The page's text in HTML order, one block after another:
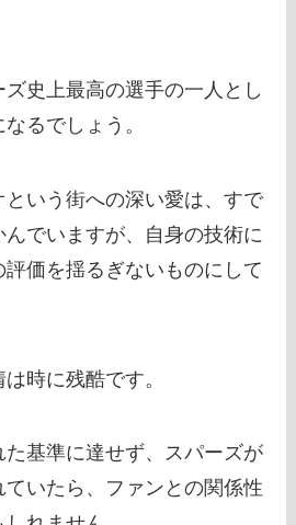
史上最高の選手の一人とし
るでしょう。
いう街への深い愛は、すで
でいますが、自身の技術に
価を揺るぎないものにして
時に残酷です。
た基準に達せず、スパーズが
いたら、ファンとの関係性